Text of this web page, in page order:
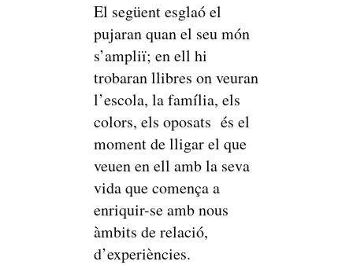
El següent esglaó el
pujaran quan el seu món
s’ampliï; en ell hi
trobaran llibres on veuran
l’escola, la família, els
colors, els oposats és el
moment de lligar el que
veuen en ell amb la seva
vida que comença a
enriquir-se amb nous
àmbits de relació,
d’experiències.